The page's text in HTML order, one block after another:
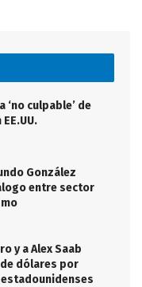
‘no culpable’ de
González
entre sector
y a Alex Saab
dólares por